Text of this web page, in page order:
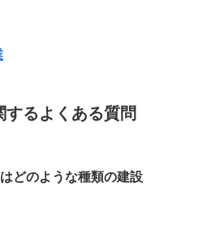
するよくある質問
どのような種類の建設